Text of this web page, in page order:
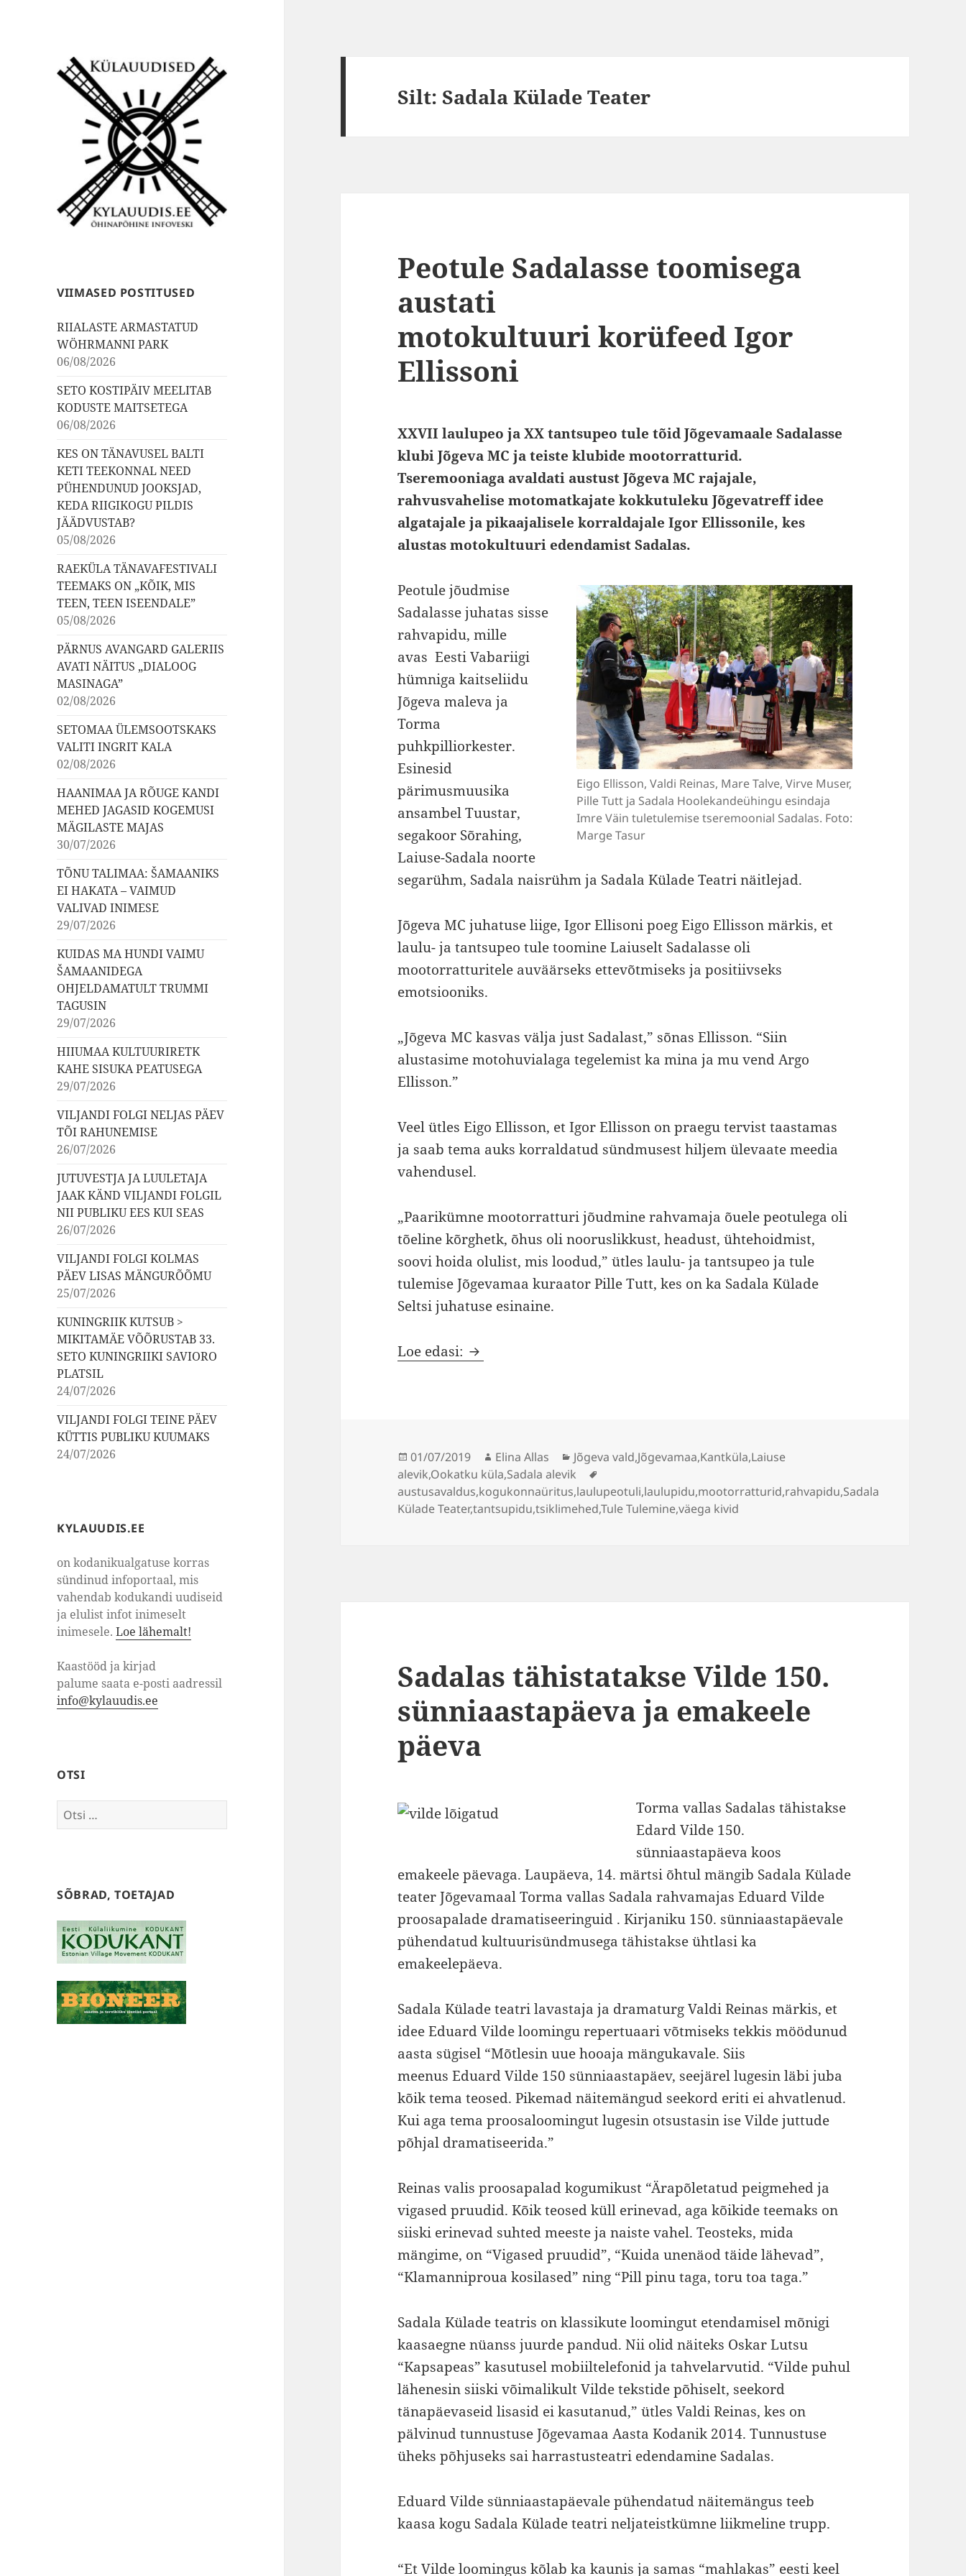
VIIMASED POSTITUSED
RIIALASTE ARMASTATUD
WÖHRMANNI PARK
06/08/2026
SETO KOSTIPÄIV MEELITAB
KODUSTE MAITSETEGA
06/08/2026
KES ON TÄNAVUSEL BALTI
KETI TEEKONNAL NEED
PÜHENDUNUD JOOKSJAD,
KEDA RIIGIKOGU PILDIS
JÄÄDVUSTAB?
05/08/2026
RAEKÜLA TÄNAVAFESTIVALI
TEEMAKS ON „KÕIK, MIS
TEEN, TEEN ISEENDALE”
05/08/2026
PÄRNUS AVANGARD GALERIIS
AVATI NÄITUS „DIALOOG
MASINAGA”
02/08/2026
SETOMAA ÜLEMSOOTSKAKS
VALITI INGRIT KALA
02/08/2026
HAANIMAA JA RÕUGE KANDI
MEHED JAGASID KOGEMUSI
MÄGILASTE MAJAS
30/07/2026
TÕNU TALIMAA: ŠAMAANIKS
EI HAKATA – VAIMUD
VALIVAD INIMESE
29/07/2026
KUIDAS MA HUNDI VAIMU
ŠAMAANIDEGA
OHJELDAMATULT TRUMMI
TAGUSIN
29/07/2026
HIIUMAA KULTUURIRETK
KAHE SISUKA PEATUSEGA
29/07/2026
VILJANDI FOLGI NELJAS PÄEV
TÕI RAHUNEMISE
26/07/2026
JUTUVESTJA JA LUULETAJA
JAAK KÄND VILJANDI FOLGIL
NII PUBLIKU EES KUI SEAS
26/07/2026
VILJANDI FOLGI KOLMAS
PÄEV LISAS MÄNGURÕÕMU
25/07/2026
KUNINGRIIK KUTSUB >
MIKITAMÄE VÕÕRUSTAB 33.
SETO KUNINGRIIKI SAVIORO
PLATSIL
24/07/2026
VILJANDI FOLGI TEINE PÄEV
KÜTTIS PUBLIKU KUUMAKS
24/07/2026
KYLAUUDIS.EE
on kodanikualgatuse korras
sündinud infoportaal, mis
vahendab kodukandi uudiseid
ja elulist infot inimeselt
inimesele.Loe lähemalt!
Kaastööd ja kirjad
palume saata e-posti aadressil
info@kylauudis.ee
OTSI
Otsi:
SÕBRAD, TOETAJAD
Silt:Sadala Külade Teater
Peotule Sadalasse toomisega
austati
motokultuuri korüfeed Igor
Ellissoni
XXVII laulupeo ja XX tantsupeo tule tõid Jõgevamaale Sadalasse
klubi Jõgeva MC ja teiste klubide mootorratturid.
Tseremooniaga avaldati austust Jõgeva MC rajajale,
rahvusvahelise motomatkajate kokkutuleku Jõgevatreff idee
algatajale ja pikaajalisele korraldajale Igor Ellissonile, kes
alustas motokultuuri edendamist Sadalas.
Eigo Ellisson, Valdi Reinas, Mare Talve, Virve Muser,
Pille Tutt ja Sadala Hoolekandeühingu esindaja
Imre Väin tuletulemise tseremoonial Sadalas. Foto:
Marge Tasur
Peotule jõudmise
Sadalasse juhatas sisse
rahvapidu, mille
avas Eesti Vabariigi
hümniga kaitseliidu
Jõgeva maleva ja
Torma
puhkpilliorkester.
Esinesid
pärimusmuusika
ansambel Tuustar,
segakoor Sõrahing,
Laiuse-Sadala noorte
segarühm, Sadala naisrühm ja Sadala Külade Teatri näitlejad.
Jõgeva MC juhatuse liige, Igor Ellisoni poeg Eigo Ellisson märkis, et
laulu- ja tantsupeo tule toomine Laiuselt Sadalasse oli
mootorratturitele auväärseks ettevõtmiseks ja positiivseks
emotsiooniks.
„Jõgeva MC kasvas välja just Sadalast,” sõnas Ellisson. “Siin
alustasime motohuvialaga tegelemist ka mina ja mu vend Argo
Ellisson.”
Veel ütles Eigo Ellisson, et Igor Ellisson on praegu tervist taastamas
ja saab tema auks korraldatud sündmusest hiljem ülevaate meedia
vahendusel.
„Paarikümne mootorratturi jõudmine rahvamaja õuele peotulega oli
tõeline kõrghetk, õhus oli nooruslikkust, headust, ühtehoidmist,
soovi hoida olulist, mis loodud,” ütles laulu- ja tantsupeo ja tule
tulemise Jõgevamaa kuraator Pille Tutt, kes on ka Sadala Külade
Seltsi juhatuse esinaine.
Loe edasi: Peotule Sadalasse toomisega austati
Postitatud
01/07/2019 Autor
Elina Allas Rubriigid
Jõgeva vald,Jõgevamaa,Kantküla,Laiuse
alevik,Ookatku küla,Sadala alevik
austusavaldus,kogukonnaüritus,laulupeotuli,laulupidu,mootorratturid,rahvapidu,Sadala
Külade Teater,tantsupidu,tsiklimehed,Tule Tulemine,väega kivid
Sadalas tähistatakse Vilde 150.
sünniaastapäeva ja emakeele
päeva
Torma vallas Sadalas tähistakse
Edard Vilde 150.
sünniaastapäeva koos
emakeele päevaga. Laupäeva, 14. märtsi õhtul mängib Sadala Külade
teater Jõgevamaal Torma vallas Sadala rahvamajas Eduard Vilde
proosapalade dramatiseeringuid . Kirjaniku 150. sünniaastapäevale
pühendatud kultuurisündmusega tähistakse ühtlasi ka
emakeelepäeva.
Sadala Külade teatri lavastaja ja dramaturg Valdi Reinas märkis, et
idee Eduard Vilde loomingu repertuaari võtmiseks tekkis möödunud
aasta sügisel “Mõtlesin uue hooaja mängukavale. Siis
meenus Eduard Vilde 150 sünniaastapäev, seejärel lugesin läbi juba
kõik tema teosed. Pikemad näitemängud seekord eriti ei ahvatlenud.
Kui aga tema proosaloomingut lugesin otsustasin ise Vilde juttude
põhjal dramatiseerida.”
Reinas valis proosapalad kogumikust “Ärapõletatud peigmehed ja
vigased pruudid. Kõik teosed küll erinevad, aga kõikide teemaks on
siiski erinevad suhted meeste ja naiste vahel. Teosteks, mida
mängime, on “Vigased pruudid”, “Kuida unenäod täide lähevad”,
“Klamanni­proua kosilased” ning “Pill pinu taga, toru toa taga.”
Sadala Külade teatris on klassikute loomingut etendamisel mõnigi
kaasaegne nüanss juurde pandud. Nii olid näiteks Oskar Lutsu
“Kapsapeas” kasutusel mobiiltelefonid ja tahvelarvutid. “Vilde puhul
lähenesin siiski võimalikult Vilde tekstide põhiselt, seekord
tänapäevaseid lisasid ei kasutanud,” ütles Valdi Reinas, kes on
pälvinud tunnustuse Jõgevamaa Aasta Kodanik 2014. Tunnustuse
üheks põhjuseks sai harrastusteatri edendamine Sadalas.
Eduard Vilde sünniaastapäevale pühendatud näitemängus teeb
kaasa kogu Sadala Külade teatri neljateistkümne liikmeline trupp.
“Et Vilde loomingus kõlab ka kaunis ja samas “mahlakas” eesti keel